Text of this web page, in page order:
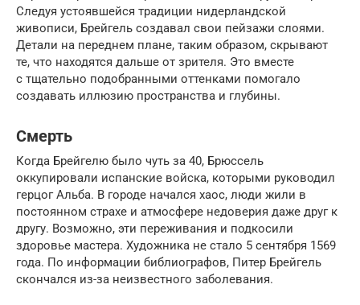
Следуя устоявшейся традиции нидерландской
живописи, Брейгель создавал свои пейзажи слоями.
Детали на переднем плане, таким образом, скрывают
те, что находятся дальше от зрителя. Это вместе
с тщательно подобранными оттенками помогало
создавать иллюзию пространства и глубины.
Смерть
Когда Брейгелю было чуть за 40, Брюссель
оккупировали испанские войска, которыми руководил
герцог Альба. В городе начался хаос, люди жили в
постоянном страхе и атмосфере недоверия даже друг к
другу. Возможно, эти переживания и подкосили
здоровье мастера. Художника не стало 5 сентября 1569
года. По информации библиографов, Питер Брейгель
скончался из-за неизвестного заболевания.